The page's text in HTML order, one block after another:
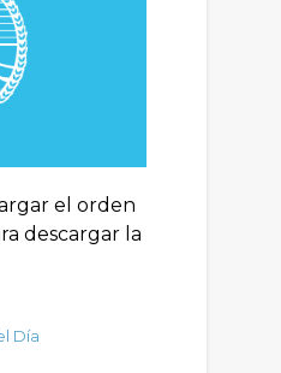
el orden
descargar la
Día